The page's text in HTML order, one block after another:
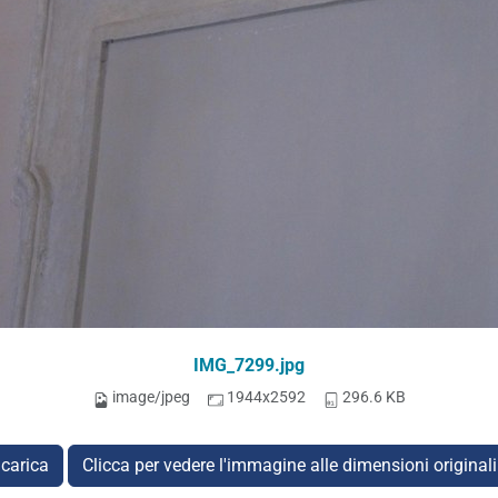
IMG_7299.jpg
image/jpeg 1944x2592 296.6 KB
Clicca per vedere l'immagine alle dimensioni